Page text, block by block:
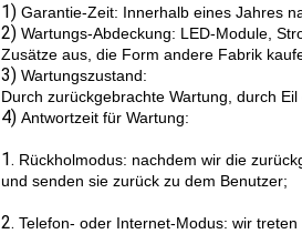
1) Garantie-Zeit: Innerhalb eines Jahres
2) Wartungs-Abdeckung: LED-Module,
Zusätze aus, die Form andere Fabrik
3) Wartungszustand:
Durch zurückgebrachte Wartung, durch
4) Antwortzeit für Wartung:
1. Rückholmodus: nachdem wir die
und senden sie zurück zu dem Benutzer;
2. Telefon- oder Internet-Modus: wir